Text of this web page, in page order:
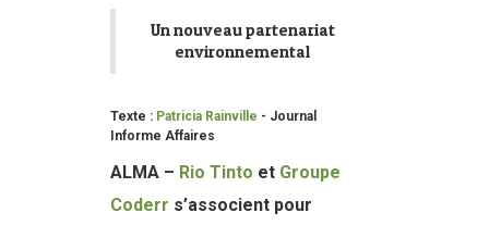
Un nouveau partenariat
environnemental
Texte : Patricia Rainville - Journal
Informe Affaires
ALMA – Rio Tinto et Groupe
Coderr s’associent pour